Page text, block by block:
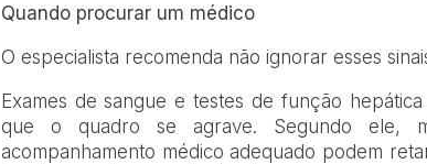
Quando procurar um médico
O especialista recomenda não ignorar esses
Exames de sangue e testes de função
que o quadro se agrave. Segundo ele,
acompanhamento médico adequado podem